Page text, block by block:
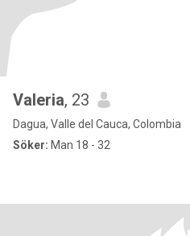
Valeria, 23
Dagua, Valle del Cauca, Colombia
Söker: Man 18 - 32